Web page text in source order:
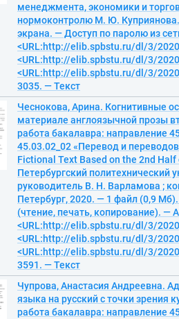
менеджмента, экономики и
нормоконтролю М. Ю. Куприянова.
экрана. — Доступ по паролю из
<URL:http://elib.spbstu.ru/dl/3/
<URL:http://elib.spbstu.ru/dl/3/
<URL:http://elib.spbstu.ru/dl/3/
3035. — Текст
Чеснокова, Арина. Когнитивные
материале англоязычной прозы
работа бакалавра: направление
45.03.02_02 «Перевод и
Fictional Text Based on the 2nd
Петербургский политехнический
руководитель В. Н. Варламова ;
Петербург, 2020. — 1 файл (0,9
(чтение, печать, копирование). —
<URL:http://elib.spbstu.ru/dl/3/
<URL:http://elib.spbstu.ru/dl/3/
<URL:http://elib.spbstu.ru/dl/3/
3591. — Текст
Чупрова, Анастасия Андреевна.
языка на русский с точки зрения
работа бакалавра: направление